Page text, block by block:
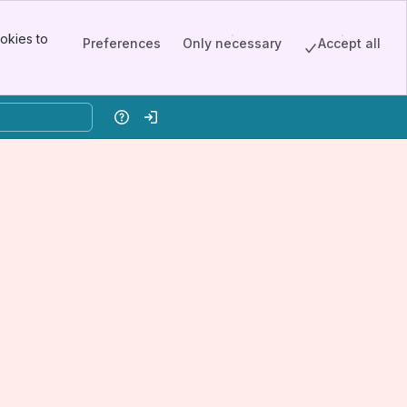
to
Preferences Only necessary Accept all
HelpLog in